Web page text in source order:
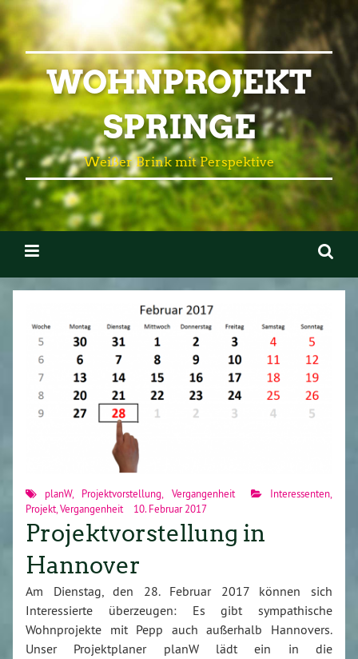
WOHNPROJEKT
SPRINGE
Weißer Brink mit Perspektive
planW, Projektvorstellung, Vergangenheit Interessenten,
Projekt,Vergangenheit 10. Februar 2017
Projektvorstellung in
Hannover
Am Dienstag, den 28. Februar 2017 können sich
Interessierte überzeugen: Es gibt sympathische
Wohnprojekte mit Pepp auch außerhalb Hannovers.
Unser Projektplaner planW lädt ein in die